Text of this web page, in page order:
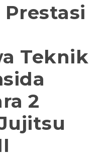
Teknik
2